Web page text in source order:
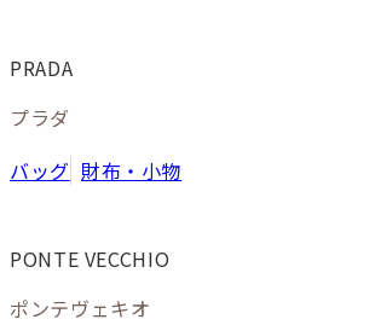
PRADA
プラダ
バッグ 財布・小物
PONTE VECCHIO
ポンテヴェキオ